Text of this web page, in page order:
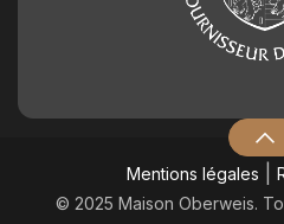
Mentions légales
© 2025 Maison Oberweis.